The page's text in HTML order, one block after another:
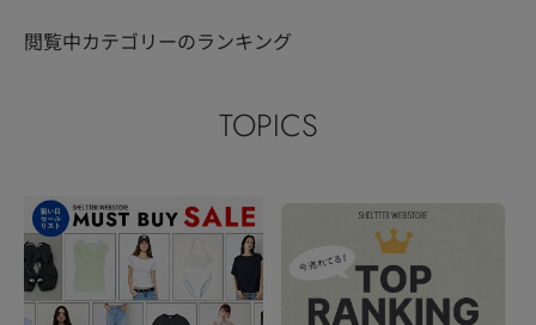
閲覧中カテゴリーのランキング
TOPICS